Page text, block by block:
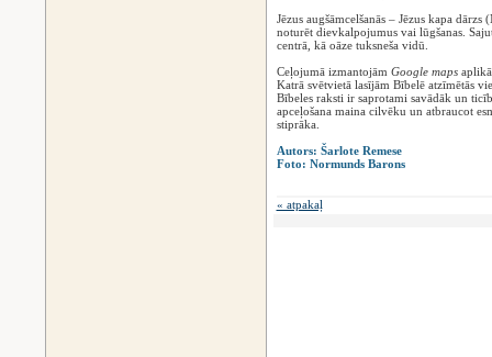
Jēzus augšāmcelšanās – Jēzus kapa
noturēt dievkalpojumus vai lūgšanas.
centrā, kā oāze tuksneša vidū.
Ceļojumā izmantojām Google maps
Katrā svētvietā lasījām Bībelē atzīmētās
Bībeles raksti ir saprotami savādāk un
apceļošana maina cilvēku un atbraucot
stiprāka.
Autors: Šarlote Remese
Foto: Normunds Barons
« atpakaļ